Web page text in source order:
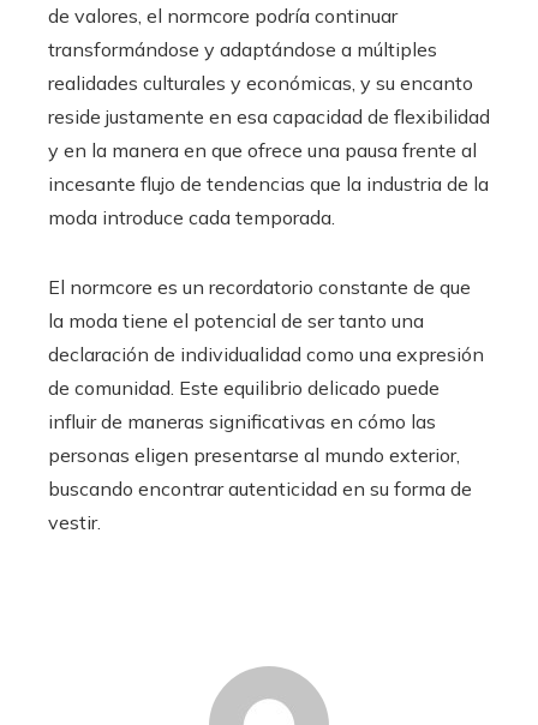
de valores, el normcore podría continuar
transformándose y adaptándose a múltiples
realidades culturales y económicas, y su encanto
reside justamente en esa capacidad de flexibilidad
y en la manera en que ofrece una pausa frente al
incesante flujo de tendencias que la industria de la
moda introduce cada temporada.
El normcore es un recordatorio constante de que
la moda tiene el potencial de ser tanto una
declaración de individualidad como una expresión
de comunidad. Este equilibrio delicado puede
influir de maneras significativas en cómo las
personas eligen presentarse al mundo exterior,
buscando encontrar autenticidad en su forma de
vestir.